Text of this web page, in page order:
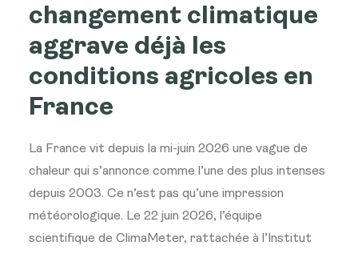
changement climatique
aggrave déjà les
conditions agricoles en
France
La France vit depuis la mi-juin 2026 une vague de
chaleur qui s’annonce comme l’une des plus intenses
depuis 2003. Ce n’est pas qu’une impression
météorologique. Le 22 juin 2026, l’équipe
scientifique de ClimaMeter, rattachée à l’Institut